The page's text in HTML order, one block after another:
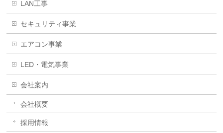
LAN工事
セキュリティ事業
エアコン事業
LED・電気事業
会社案内
会社概要
採用情報